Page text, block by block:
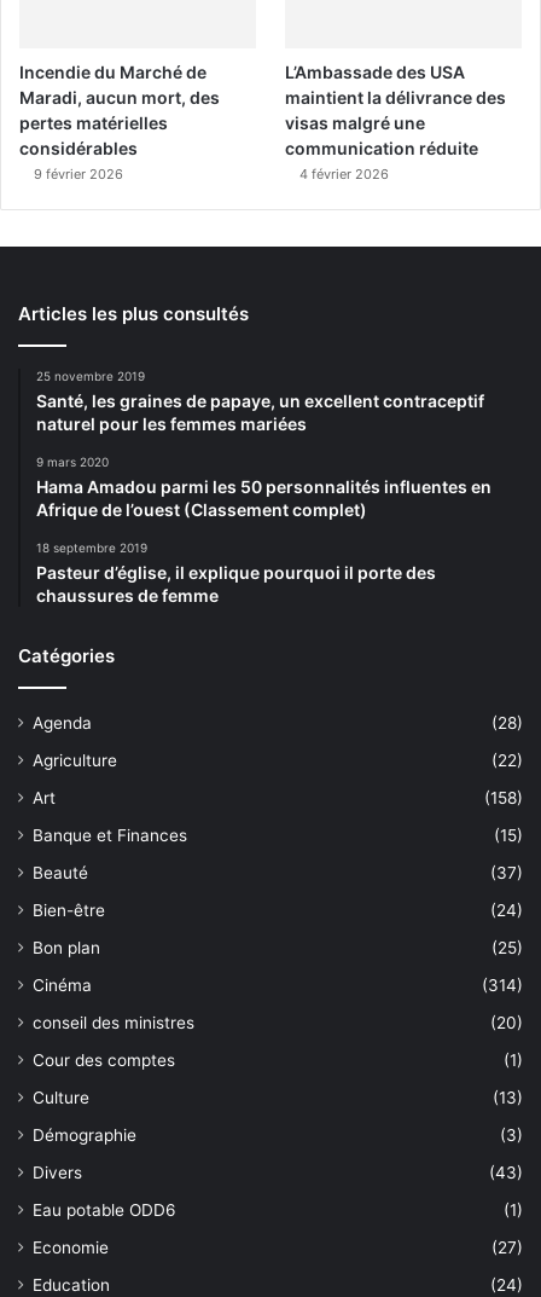
Incendie du Marché de
Maradi, aucun mort, des
pertes matérielles
considérables
9 février 2026
L’Ambassade des USA
maintient la délivrance des
visas malgré une
communication réduite
4 février 2026
Articles les plus consultés
25 novembre 2019
Santé, les graines de papaye, un excellent contraceptif
naturel pour les femmes mariées
9 mars 2020
Hama Amadou parmi les 50 personnalités influentes en
Afrique de l’ouest (Classement complet)
18 septembre 2019
Pasteur d’église, il explique pourquoi il porte des
chaussures de femme
Catégories
Agenda
(28)
Agriculture
(22)
Art
(158)
Banque et Finances
(15)
Beauté
(37)
Bien-être
(24)
Bon plan
(25)
Cinéma
(314)
conseil des ministres
(20)
Cour des comptes
(1)
Culture
(13)
Démographie
(3)
Divers
(43)
Eau potable ODD6
(1)
Economie
(27)
Education
(24)